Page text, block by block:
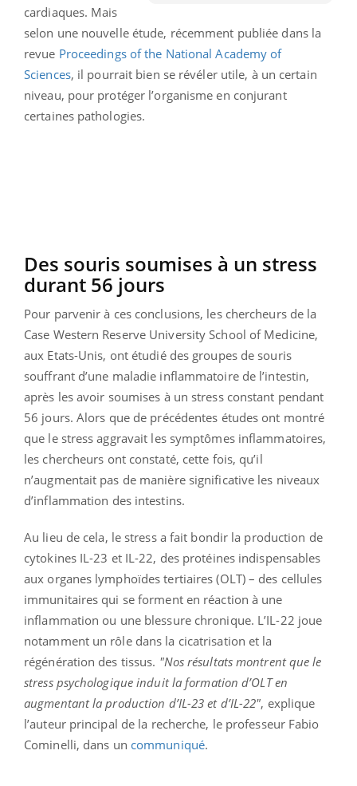
cardiaques. Mais
selon une nouvelle étude, récemment publiée dans la
revue Proceedings of the National Academy of
Sciences, il pourrait bien se révéler utile, à un certain
niveau, pour protéger l’organisme en conjurant
certaines pathologies.
Des souris soumises à un stress
durant 56 jours
Pour parvenir à ces conclusions, les chercheurs de la
Case Western Reserve University School of Medicine,
aux Etats-Unis, ont étudié des groupes de souris
souffrant d’une maladie inflammatoire de l’intestin,
après les avoir soumises à un stress constant pendant
56 jours. Alors que de précédentes études ont montré
que le stress aggravait les symptômes inflammatoires,
les chercheurs ont constaté, cette fois, qu’il
n’augmentait pas de manière significative les niveaux
d’inflammation des intestins.
Au lieu de cela, le stress a fait bondir la production de
cytokines IL-23 et IL-22, des protéines indispensables
aux organes lymphoïdes tertiaires (OLT) – des cellules
immunitaires qui se forment en réaction à une
inflammation ou une blessure chronique. L’IL-22 joue
notamment un rôle dans la cicatrisation et la
régénération des tissus. "Nos résultats montrent que le
stress psychologique induit la formation d’OLT en
augmentant la production d’IL-23 et d’IL-22", explique
l’auteur principal de la recherche, le professeur Fabio
Cominelli, dans un communiqué.